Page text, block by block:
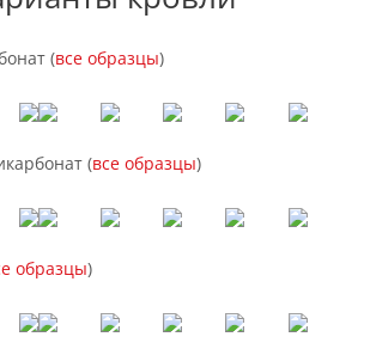
(все образцы)
(все образцы)
образцы)